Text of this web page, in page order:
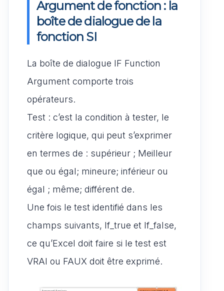
Argument de fonction : la
boîte de dialogue de la
fonction SI
La boîte de dialogue IF Function
Argument comporte trois
opérateurs.
Test : c’est la condition à tester, le
critère logique, qui peut s’exprimer
en termes de : supérieur ; Meilleur
que ou égal; mineure; inférieur ou
égal ; même; différent de.
Une fois le test identifié dans les
champs suivants, If_true et If_false,
ce qu’Excel doit faire si le test est
VRAI ou FAUX doit être exprimé.